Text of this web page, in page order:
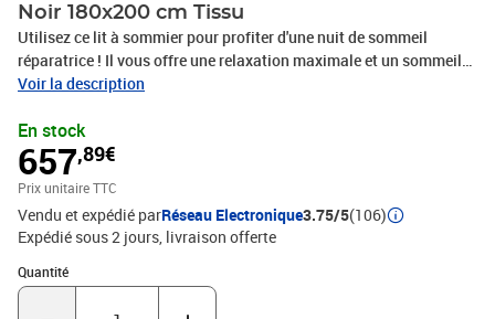
Noir 180x200 cm Tissu
Utilisez ce lit à sommier pour profiter d'une nuit de sommeil
réparatrice ! Il vous offre une relaxation maximale et un sommeil
agréable. Matériau doux et durable : le tissu en polyester allie
une convivialité ultimes.Matelas à ressorts ensachés : ce matelas
à ressorts ensachés comporte des ressorts ensachés individuels
qui fonctionnent indépendamment pour offrir un soutien
personnalisé en réagissant uniquement à la pression exercée dans
chaque zone. Cette conception empêche « l'enroulement » et réduit
le transfert de mouvement par rapport aux matelas traditionnels à
ressorts ouverts. Chaque ressort ensaché soutient le corps
individuellement.Lumières LED pour une ambiance agréable : ce lit
Voir la description
En stock
657,89€
Prix unitaire TTC
Vendu et expédié parRéseau Electronique3.75/5(106)
Expédié sous 2 jours livraison offerte
Quantité
Quantité : 1